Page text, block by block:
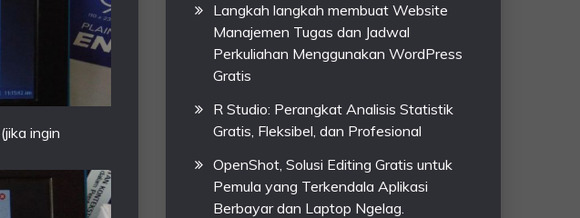
(jika ingin
Langkah langkah membuat Website
Manajemen Tugas dan Jadwal
Perkuliahan Menggunakan WordPress
Gratis
R Studio: Perangkat Analisis Statistik
Gratis, Fleksibel, dan Profesional
OpenShot, Solusi Editing Gratis untuk
Pemula yang Terkendala Aplikasi
Berbayar dan Laptop Ngelag.